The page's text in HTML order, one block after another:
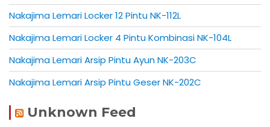
Nakajima Lemari Locker 12 Pintu NK-112L
Nakajima Lemari Locker 4 Pintu Kombinasi NK-104L
Nakajima Lemari Arsip Pintu Ayun NK-203C
Nakajima Lemari Arsip Pintu Geser NK-202C
Unknown Feed